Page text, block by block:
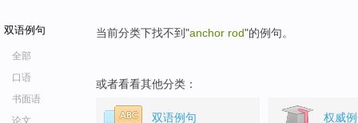
双语例句
全部
口语
书面语
论文
当前分类下找不到"anchor rod"的例句。
或者看看其他分类：
双语例句 权威